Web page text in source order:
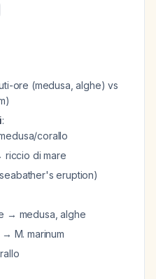
ore (medusa, alghe) vs
:
corallo
riccio di mare
eruption)
→ medusa, alghe
M. marinum